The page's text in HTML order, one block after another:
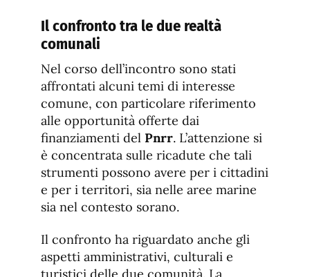
Il confronto tra le due realtà
comunali
Nel corso dell’incontro sono stati
affrontati alcuni temi di interesse
comune, con particolare riferimento
alle opportunità offerte dai
finanziamenti del Pnrr. L’attenzione si
è concentrata sulle ricadute che tali
strumenti possono avere per i cittadini
e per i territori, sia nelle aree marine
sia nel contesto sorano.
Il confronto ha riguardato anche gli
aspetti amministrativi, culturali e
turistici delle due comunità. La